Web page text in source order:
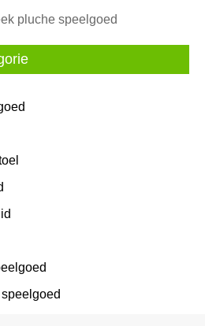
pluche speelgoed